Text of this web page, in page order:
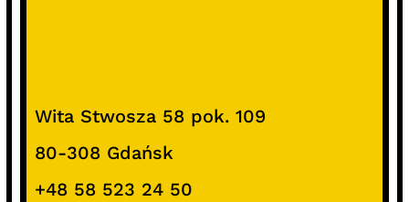
Wita Stwosza 58 pok. 109
80-308 Gdańsk
+48 58 523 24 50